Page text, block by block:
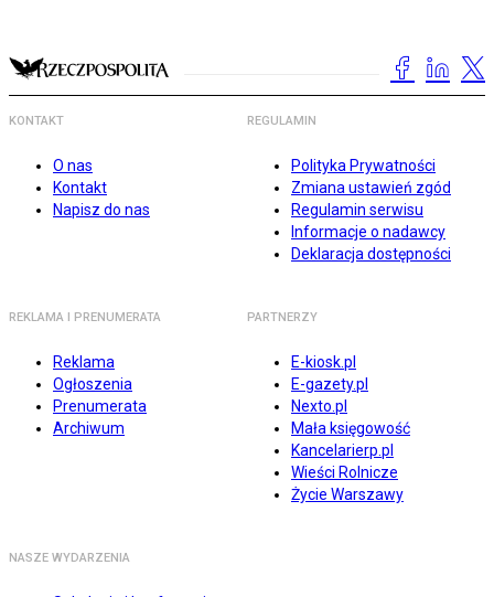
KONTAKT
O nas
Kontakt
Napisz do nas
REGULAMIN
Polityka Prywatności
Zmiana ustawień zgód
Regulamin serwisu
Informacje o nadawcy
Deklaracja dostępności
REKLAMA I PRENUMERATA
Reklama
Ogłoszenia
Prenumerata
Archiwum
PARTNERZY
E-kiosk.pl
E-gazety.pl
Nexto.pl
Mała księgowość
Kancelarierp.pl
Wieści Rolnicze
Życie Warszawy
NASZE WYDARZENIA